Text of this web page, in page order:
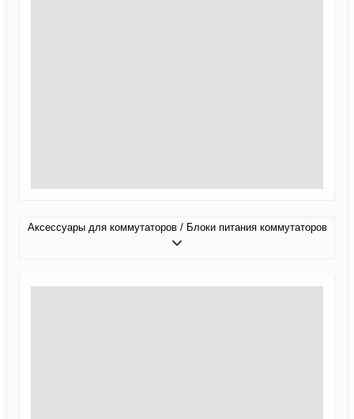
Аксессуары для коммутаторов / Блоки питания коммутаторов